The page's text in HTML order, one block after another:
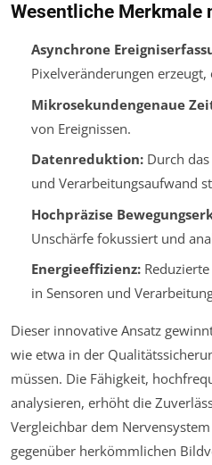
Wesentliche
Asynchrone
Pixelveränderungen
Mikrosekundengenaue
von Ereignissen.
Datenreduktion:Durch das
und Verarbeitungsaufwand
Hochpräzise
Unschärfe fokussiert und
Energieeffizienz:
in Sensoren und
Dieser innovative Ansatz
wie etwa in der
müssen. Die Fähigkeit,
analysieren, erhöht die
Vergleichbar dem
gegenüber herkömmlichen